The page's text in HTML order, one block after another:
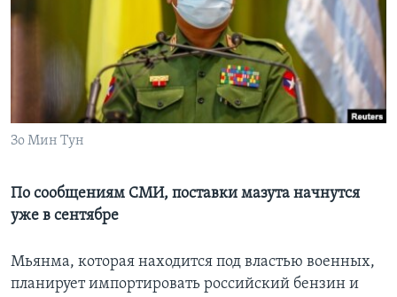
Learning English
СОЦИАЛЬНЫЕ СЕТИ
Зо Мин Тун
По сообщениям СМИ, поставки мазута начнутся
уже в сентябре
Мьянма, которая находится под властью военных,
планирует импортировать российский бензин и